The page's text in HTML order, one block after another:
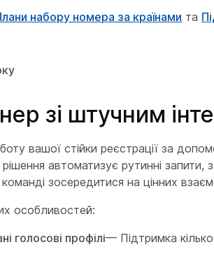
набору номера за країнами та
зі штучним
вашої стійки реєстрації за
автоматизує рутинні запити,
зосередитися на цінних
особливостей:
голосові профілі— Підтримка